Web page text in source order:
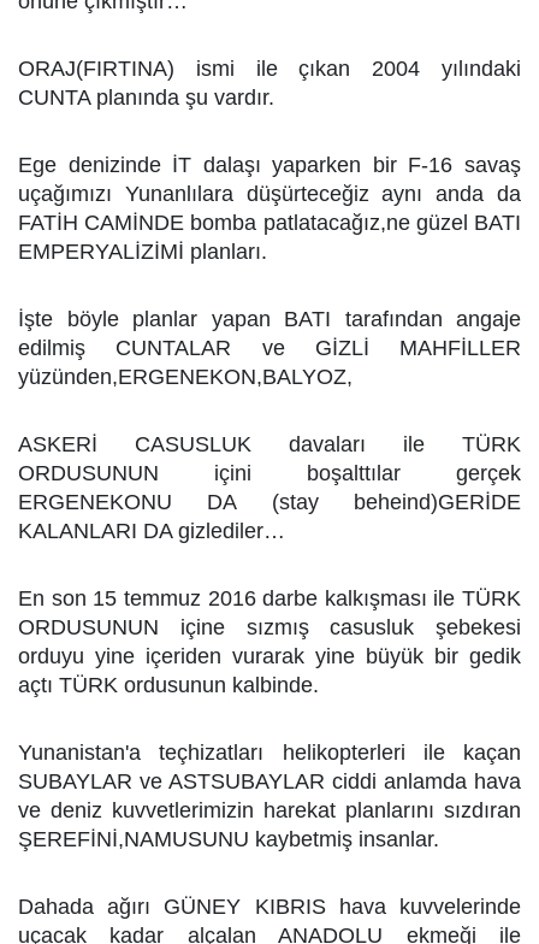
ORAJ(FIRTINA) ismi ile çıkan 2004 yılındaki
CUNTA planında şu vardır.
Ege denizinde İT dalaşı yaparken bir F-16 savaş
uçağımızı Yunanlılara düşürteceğiz aynı anda da
FATİH CAMİNDE bomba patlatacağız,ne güzel BATI
EMPERYALİZİMİ planları.
İşte böyle planlar yapan BATI tarafından angaje
edilmiş CUNTALAR ve GİZLİ MAHFİLLER
yüzünden,ERGENEKON,BALYOZ,
ASKERİ CASUSLUK davaları ile TÜRK
ORDUSUNUN içini boşalttılar gerçek
ERGENEKONU DA (stay beheind)GERİDE
KALANLARI DA gizlediler…
En son 15 temmuz 2016 darbe kalkışması ile TÜRK
ORDUSUNUN içine sızmış casusluk şebekesi
orduyu yine içeriden vurarak yine büyük bir gedik
açtı TÜRK ordusunun kalbinde.
Yunanistan'a teçhizatları helikopterleri ile kaçan
SUBAYLAR ve ASTSUBAYLAR ciddi anlamda hava
ve deniz kuvvetlerimizin harekat planlarını sızdıran
ŞEREFİNİ,NAMUSUNU kaybetmiş insanlar.
Dahada ağırı GÜNEY KIBRIS hava kuvvelerinde
uçacak kadar alçalan ANADOLU ekmeği ile